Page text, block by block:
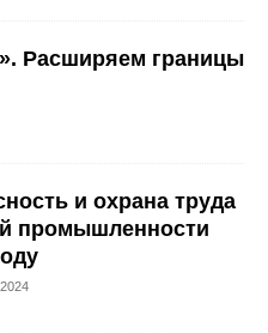
Расширяем границы
и охрана труда
промышленности